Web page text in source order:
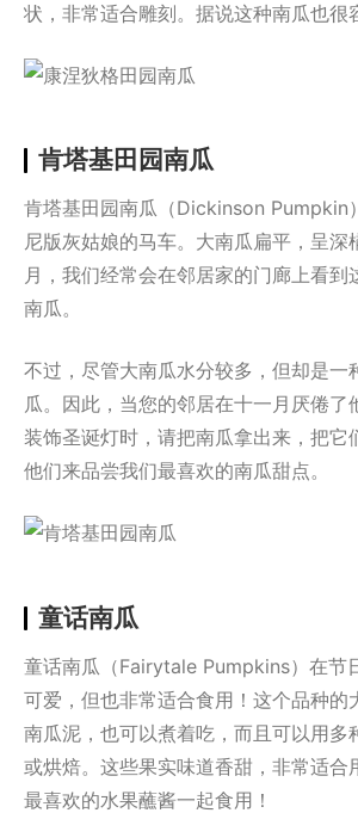
状，非常适合雕刻。据说这种南瓜也很
肯塔基田园南瓜
肯塔基田园南瓜（Dickinson Pumpkin
尼版灰姑娘的马车。大南瓜扁平，呈深
月，我们经常会在邻居家的门廊上看到
南瓜。
不过，尽管大南瓜水分较多，但却是一
瓜。因此，当您的邻居在十一月厌倦了
装饰圣诞灯时，请把南瓜拿出来，把它
他们来品尝我们最喜欢的南瓜甜点。
童话南瓜
童话南瓜（Fairytale Pumpkins）在节
可爱，但也非常适合食用！这个品种的
南瓜泥，也可以煮着吃，而且可以用多
或烘焙。这些果实味道香甜，非常适合
最喜欢的水果蘸酱一起食用！